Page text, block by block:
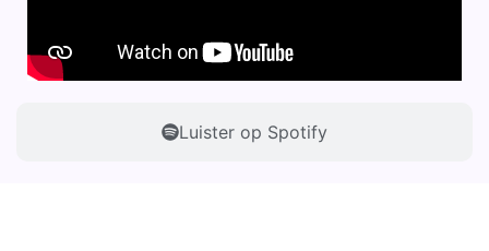
Luister op Spotify